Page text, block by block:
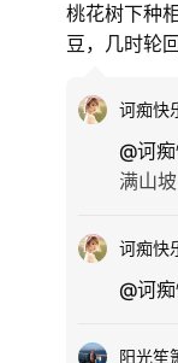
桃花树下种
豆，几时轮
诃痴快
@诃
满山
诃痴快
@诃
阳光笙